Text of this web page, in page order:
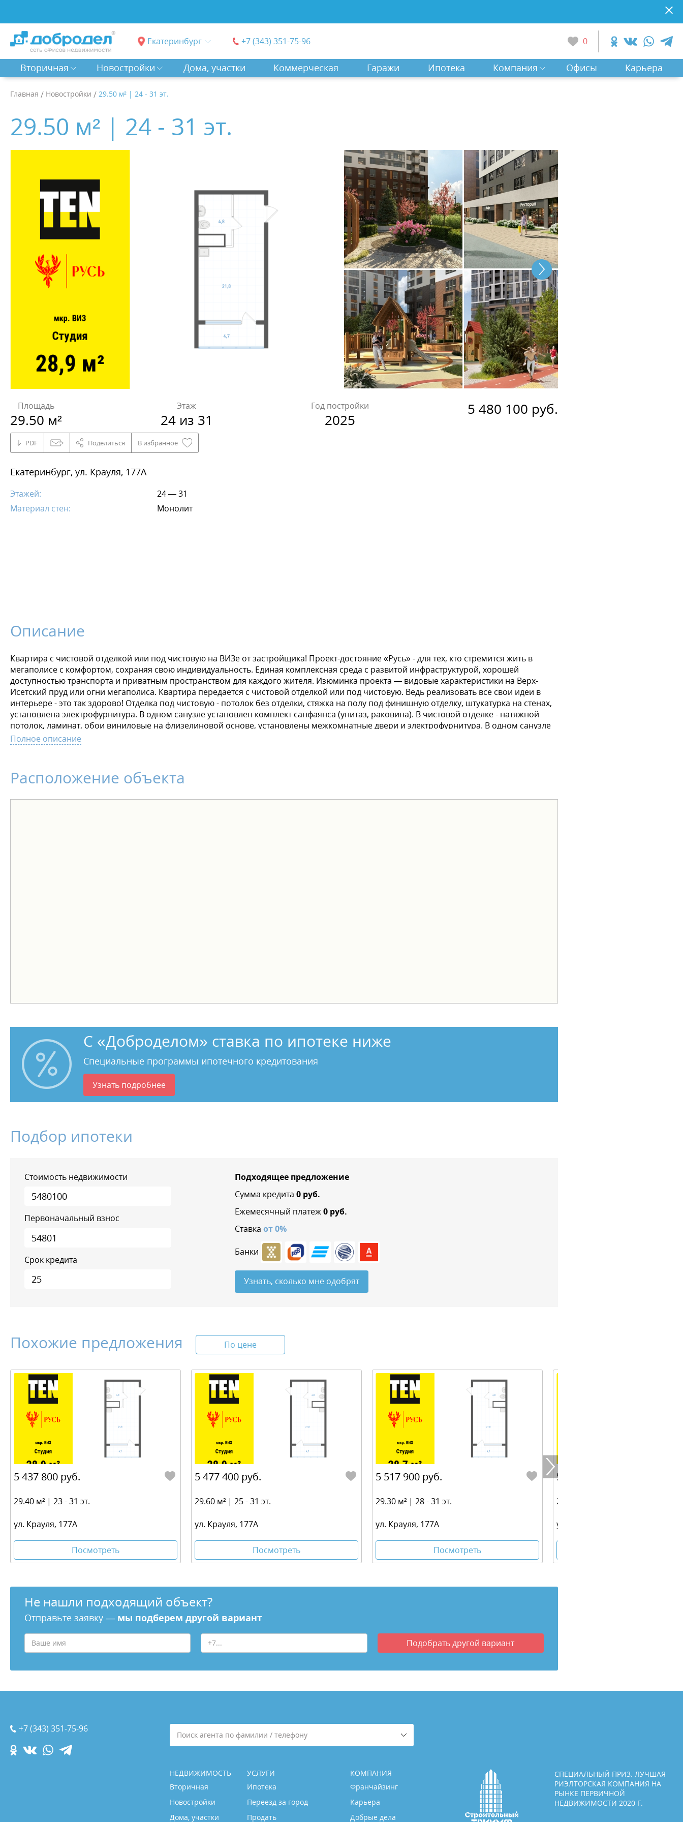
Екатеринбург +7 (343) 351-75-96 0
Вторичная Новостройки Дома, участки Коммерческая Гаражи Ипотека Компания Офисы Карьера
Главная / Новостройки / 29.50 м² | 24 - 31 эт.
29.50 м² | 24 - 31 эт.
Площадь
29.50 м²
Этаж
24 из 31
Год постройки
2025
5 480 100 руб.
PDF Поделиться В избранное
Екатеринбург, ул. Крауля, 177А
Этажей:
24 — 31
Материал стен:
Монолит
Описание
Квартира с чистовой отделкой или под чистовую на ВИЗе от застройщика! Проект-достояние «Русь» - для тех, кто стремится жить в
мегаполисе с комфортом, сохраняя свою индивидуальность. Единая комплексная среда с развитой инфраструктурой, хорошей
доступностью транспорта и приватным пространством для каждого жителя. Изюминка проекта — видовые характеристики на Верх-
Исетский пруд или огни мегаполиса. Квартира передается с чистовой отделкой или под чистовую. Ведь реализовать все свои идеи в
интерьере - это так здорово! Отделка под чистовую - потолок без отделки, стяжка на полу под финишную отделку, штукатурка на стенах,
установлена электрофурнитура. В одном санузле установлен комплект санфаянса (унитаз, раковина). В чистовой отделке - натяжной
потолок, ламинат, обои виниловые на флизелиновой основе, установлены межкомнатные двери и электрофурнитура. В одном санузле
установлен комплект санфаянса (унитаз, раковина). Чтобы переезд в новую квартиру был лёгким и комфортным, действуют выгодные
условия оплаты: - ипотека от ведущих банков - рассрочка от застройщика - трейд-ин - акционные предложения.
Полное описание
Расположение объекта
С «Доброделом» ставка по ипотеке ниже
Специальные программы ипотечного кредитования
Узнать подробнее
Подбор ипотеки
Стоимость недвижимости
Первоначальный взнос
Срок кредита
Подходящее предложение
Сумма кредита 0 руб.
Ежемесячный платеж 0 руб.
Ставка от0%
Банки
Узнать, сколько мне одобрят
Похожие предложения По цене
5 437 800 руб.
29.40 м² | 23 - 31 эт.
ул. Крауля, 177А
Посмотреть
5 477 400 руб.
29.60 м² | 25 - 31 эт.
ул. Крауля, 177А
Посмотреть
5 517 900 руб.
29.30 м² | 28 - 31 эт.
ул. Крауля, 177А
Посмотреть
5 274 960 руб.
29.20 м² | 28 - 31 эт.
ул. Крауля, 177А
Не нашли подходящий объект?
Отправьте заявку — мы подберем другой вариант
Подобратьдругой вариант
+7 (343) 351-75-96
Поиск агента по фамилии / телефону
НЕДВИЖИМОСТЬ
Вторичная
Новостройки
Дома, участки
УСЛУГИ
Ипотека
Переезд за город
Продать
КОМПАНИЯ
Франчайзинг
Карьера
Добрые дела
СПЕЦИАЛЬНЫЙ ПРИЗ. ЛУЧШАЯ
РИЭЛТОРСКАЯ КОМПАНИЯ НА
РЫНКЕ ПЕРВИЧНОЙ
НЕДВИЖИМОСТИ 2020 Г.